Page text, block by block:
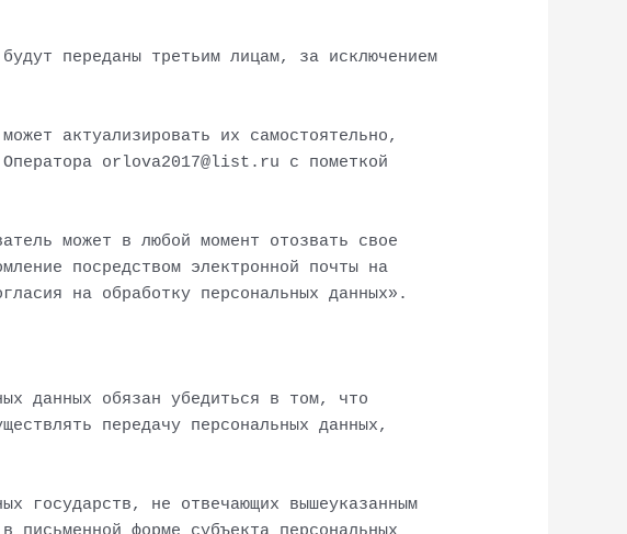
переданы третьим лицам, за исключением
актуализировать их самостоятельно,
Оператора orlova2017@list.ru с пометкой
может в любой момент отозвать свое
посредством электронной почты на
на обработку персональных данных».
данных обязан убедиться в том, что
передачу персональных данных,
государств, не отвечающих вышеуказанным